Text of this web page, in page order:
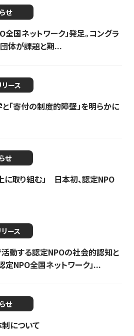
せ
国ネットワーク」発足。コングラ
体が課題と期...
ース
「寄付の制度的障壁」を明らかに
せ
に取り組む」 日本初、認定NPO
ース
動する認定NPOの社会的認知と
NPO全国ネットワーク」...
せ
について